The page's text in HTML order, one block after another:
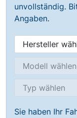
unvollständig.
Angaben.
Sie haben Ihr